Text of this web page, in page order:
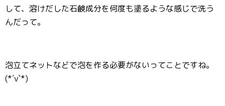
して、溶けだした石鹸成分を何度も塗るような感じで洗う
んだって。
泡立てネットなどで泡を作る必要がないってことですね。
(*´∨`*)